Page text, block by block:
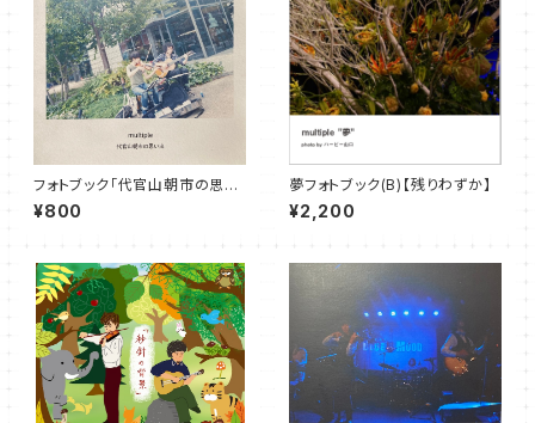
フォトブック「代官山朝市の思い
出」
¥800
夢フォトブック(B)【残りわずか】
¥2,200